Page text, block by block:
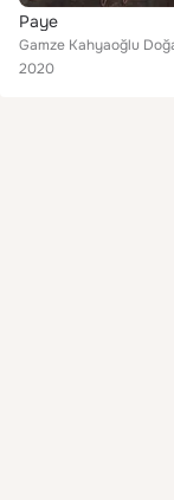
Paye
Gamze Kahyaoğlu
2020